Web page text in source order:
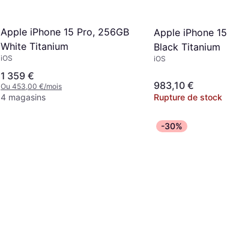
Apple iPhone 15 Pro, 256GB
White Titanium
iOS
1 359 €
Ou 453,00 €/mois
4 magasins
Apple iPhone 15
Black Titanium
iOS
983,10 €
Rupture de stock
-30%